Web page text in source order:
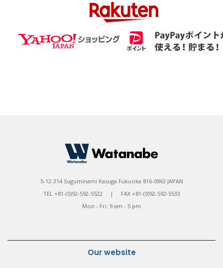
5-12-314 Suguminami Kasuga Fukuoka 816-0863 JAPAN
TEL +81-(0)92-592-5522 | FAX +81-(0)92-592-5533
Mon - Fri: 9 am - 5 pm
Our website